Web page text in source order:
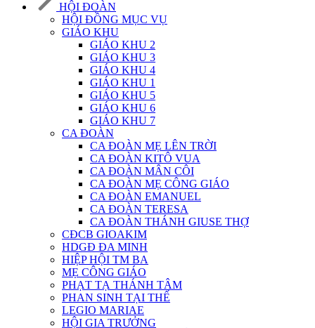
HỘI ĐOÀN
HỘI ĐỒNG MỤC VỤ
GIÁO KHU
GIÁO KHU 2
GIÁO KHU 3
GIÁO KHU 4
GIÁO KHU 1
GIÁO KHU 5
GIÁO KHU 6
GIÁO KHU 7
CA ĐOÀN
CA ĐOÀN MẸ LÊN TRỜI
CA ĐOÀN KITÔ VUA
CA ĐOÀN MÂN CÔI
CA ĐOÀN MẸ CÔNG GIÁO
CA ĐOÀN EMANUEL
CA ĐOÀN TERESA
CA ĐOÀN THÁNH GIUSE THỢ
CĐCB GIOAKIM
HDGĐ ĐA MINH
HIỆP HỘI TM BA
MẸ CÔNG GIÁO
PHẠT TẠ THÁNH TÂM
PHAN SINH TẠI THẾ
LEGIO MARIAE
HỘI GIA TRƯỞNG